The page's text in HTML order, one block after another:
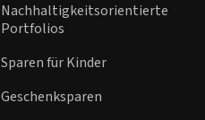
Nachhaltigkeitsorientierte
Portfolios
Sparen für Kinder
Geschenksparen